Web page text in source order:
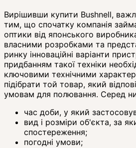
Вирішивши купити Bushnell,
тим, що спочатку компанія
оптики від японського
власними розробками та
ринку інноваційні варіанти
придбанням такої техніки
ключовими технічними
підібрати той товар, який
умовам для полювання. Серед
час доби, у який
вид і розміри об'єкта, за
спостереження;
погодні умови;